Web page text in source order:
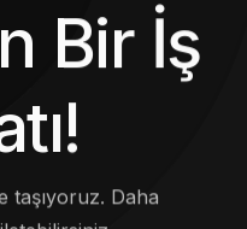
Bir İş
taşıyoruz. Daha